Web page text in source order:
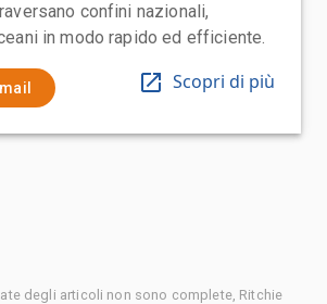
confini nazionali,
in modo rapido ed efficiente.
Scopri di più
degli articoli non sono complete, Ritchie